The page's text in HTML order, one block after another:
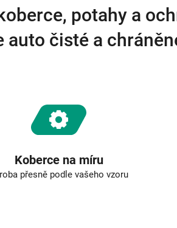
potahy a
auto čisté a
Koberce na míru
přesně podle vašeho vzoru